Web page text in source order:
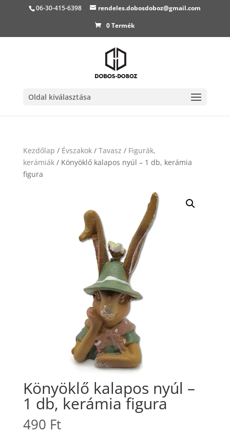
06-30-415-6398
rendeles.dobosdoboz@gmail.com
0 Termék
Oldal kiválasztása
Kezdőlap / Évszakok/ Tavasz / Figurák,
kerámiák/ Könyöklő kalapos nyúl – 1 db, kerámia
figura
Könyöklő kalapos nyúl –
1 db, kerámia figura
490 Ft